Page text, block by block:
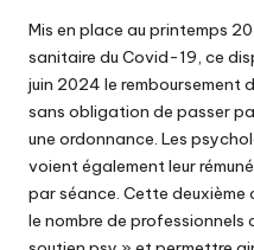
Mis en place au printemps
sanitaire du Covid-19, ce
juin 2024 le remboursement
sans obligation de passer
une ordonnance. Les
voient également leur
par séance. Cette
le nombre de professionnels